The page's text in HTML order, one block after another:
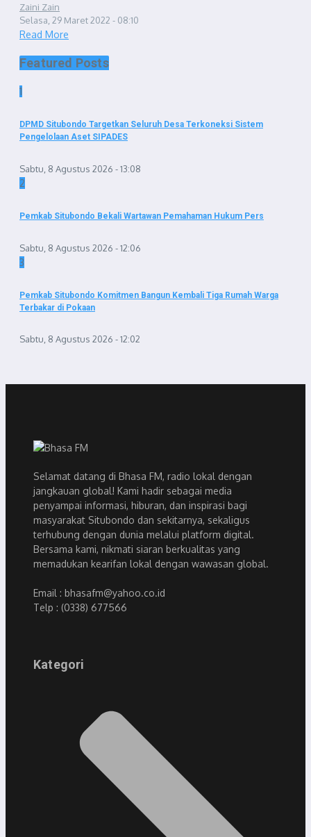
Zaini Zain
Selasa, 29 Maret 2022 - 08:10
Read More
Featured Posts
1
DPMD Situbondo Targetkan Seluruh Desa Terkoneksi Sistem
Pengelolaan Aset SIPADES
Sabtu, 8 Agustus 2026 - 13:08
2
Pemkab Situbondo Bekali Wartawan Pemahaman Hukum Pers
Sabtu, 8 Agustus 2026 - 12:06
3
Pemkab Situbondo Komitmen Bangun Kembali Tiga Rumah Warga
Terbakar di Pokaan
Sabtu, 8 Agustus 2026 - 12:02
Selamat datang di Bhasa FM, radio lokal dengan
jangkauan global! Kami hadir sebagai media
penyampai informasi, hiburan, dan inspirasi bagi
masyarakat Situbondo dan sekitarnya, sekaligus
terhubung dengan dunia melalui platform digital.
Bersama kami, nikmati siaran berkualitas yang
memadukan kearifan lokal dengan wawasan global.
Email : bhasafm@yahoo.co.id
Telp : (0338) 677566
Kategori